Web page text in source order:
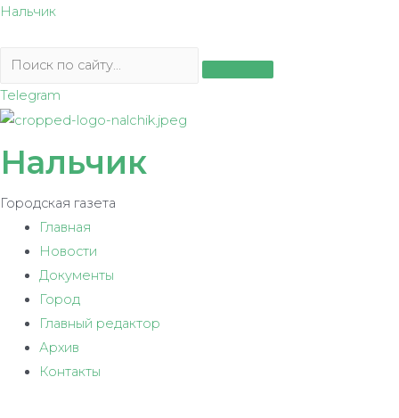
Перейти
содержимому
Нальчик
Telegram
Нальчик
Городская газета
Главная
Новости
Документы
Город
Главный редактор
Архив
Контакты